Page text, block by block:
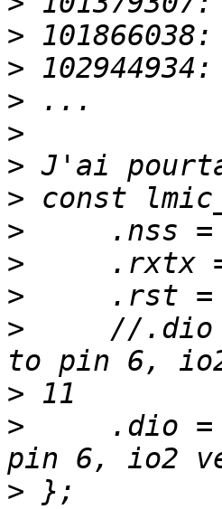
>
>
>
>
>
>
>
>
>
>
//
>
>
.dio
>